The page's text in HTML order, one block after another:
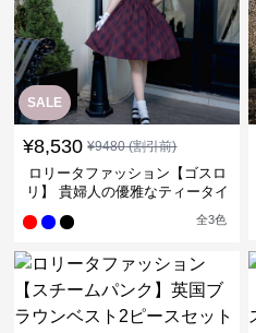
SALE
¥8,530 ¥9480(割引前)
ロリータファッション【ゴスロ
リ】 貴婦人の優雅なティータイ
全3色